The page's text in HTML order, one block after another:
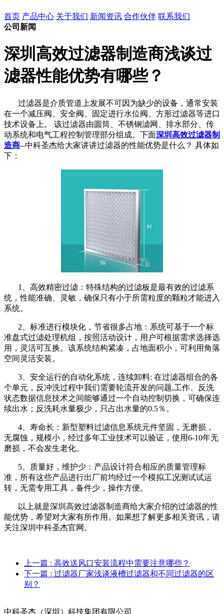
首页 产品中心 关于我们 新闻资讯 合作伙伴 联系我们
公司新闻
深圳高效过滤器制造商浅谈过
滤器性能优势有哪些？
过滤器是介质管道上发展不可因为缺少的设备，通常安装
在一个减压阀、安全阀、固定进行水位阀、方形过滤器等进口
技术设备上。 该过滤器由圆筒、不锈钢滤网、排水部分、传
动系统和电气工程控制管理部分组成。下面深圳高效过滤器制
造商--中科圣杰给大家讲讲过滤器的性能优势是什么？ 具体如
下：
1、高效精密过滤：特殊结构的过滤板是最有效的过滤系
统，性能准确、灵敏，确保只有小于所需粒度的颗粒才能进入
系统。
2、标准进行模块化，节省很多占地：系统可基于一个标
准盘式过滤处理机组，按照活动设计，用户可根据需求选择选
用，灵活可互换。该系统结构紧凑，占地面积小，可利用角落
空间灵活安装。
3、安全运行的自动化系统，连续卸料: 在过滤器组合的各
个单元，反冲洗过程中我们需要轮流开发的问题,工作、反洗
状态数据信息技术之间能够通过一个自动控制切换，可确保连
续出水；反洗耗水量极少，只占出水量的0.5％。
4、寿命长：新型塑料过滤信息系统元件坚固，无磨损，
无腐蚀，规模小，经过多年工业技术可以验证，使用6-10年无
磨损，不会发生老化。
5、质量好，维护少：产品设计符合相应的质量管理标
准，所有这些产品进行出厂前均经过一个模拟工况测试试运
转，无需专用工具，备件少，操作方便。
以上就是深圳高效过滤器制造商给大家介绍的过滤器的性
能优势，希望对大家有所作用。如果想了解更多相关资讯，请
关注深圳中科圣杰官网。
上一篇 : 高效送风口安装流程中需要注意哪些？
下一篇 : 过滤器厂家浅谈液槽过滤器和不同过滤器的区
别？
中科圣杰（深圳）科技集团有限公司